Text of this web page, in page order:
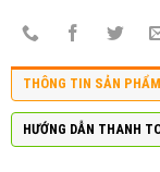
THÔNG TIN SẢN PHẨM
HƯỚNG DẪN THANH